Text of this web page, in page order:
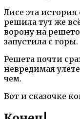
Лисе эта
решила тут же
ворону на
запустила с горы.
Решета почти
невредимая
чем.
Вот и сказочке